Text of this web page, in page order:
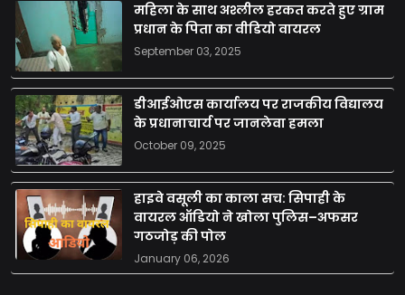
महिला के साथ अश्लील हरकत करते हुए ग्राम
प्रधान के पिता का वीडियो वायरल
September 03, 2025
डीआईओएस कार्यालय पर राजकीय विद्यालय
के प्रधानाचार्य पर जानलेवा हमला
October 09, 2025
हाइवे वसूली का काला सच: सिपाही के
वायरल ऑडियो ने खोला पुलिस–अफसर
गठजोड़ की पोल
January 06, 2026